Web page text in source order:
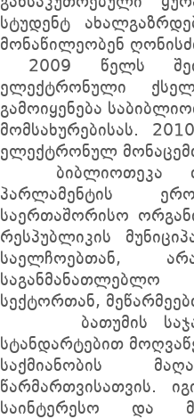
სტუდენტ
მონაწილეობენ
2009 წელს
ელექტრონული
გამოიყენება
მომსახურებისას.
ელექტრონულ
ბიბლიოთეკა
პარლამენტის
საერთაშორისო
რესპუბლიკის
საელჩოებთან,
სექტორთან,
ბათუმის
სტანდარტებით
საქმიანობის
წარმართვისათვის.
საინტერესო და